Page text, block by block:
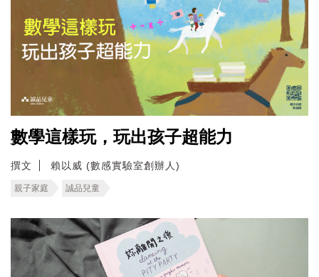
數學這樣玩，玩出孩子超能力
撰文 賴以威 (數感實驗室創辦人)
親子家庭 誠品兒童